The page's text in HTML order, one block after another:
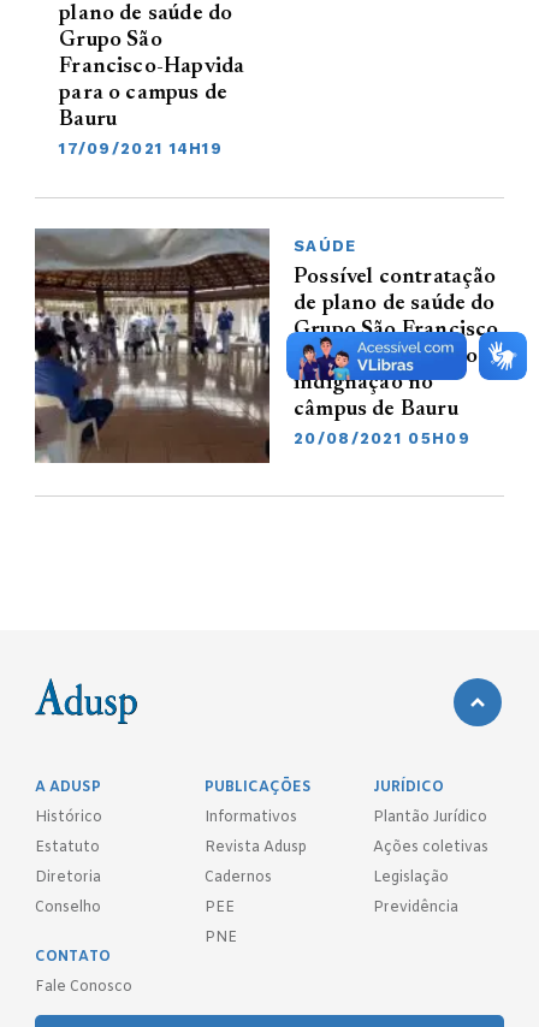
plano de saúde do
Grupo São
Francisco-Hapvida
para o campus de
Bauru
17/09/2021 14H19
SAÚDE
Possível contratação
de plano de saúde do
Grupo São Francisco
causa preocupação e
indignação no
câmpus de Bauru
20/08/2021 05H09
A ADUSP
Histórico
Estatuto
Diretoria
Conselho
PUBLICAÇÕES
Informativos
Revista Adusp
Cadernos
PEE
PNE
JURÍDICO
Plantão Jurídico
Ações coletivas
Legislação
Previdência
CONTATO
Fale Conosco